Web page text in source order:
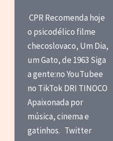
CPR Recomenda hoje
o psicodélico filme
checoslovaco, Um Dia,
um Gato, de 1963 Siga
a gente:no YouTubee
no TikTok DRI TINOCO
Apaixonada por
música, cinema e
gatinhos. Twitter